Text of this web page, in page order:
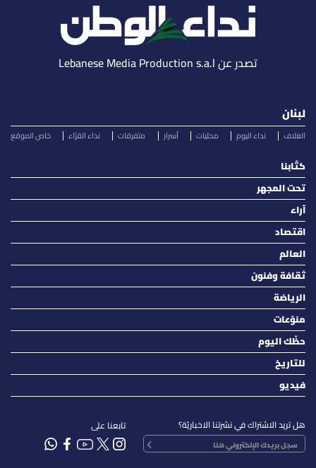
تصدر عن Lebanese Media Production s.a.l
لبنان
الغلاف نداء اليوم محليات أسرار متفرقات نداء القرّاء خاص الموقع
كتّابنا
تحت المجهر
آراء
اقتصاد
العالم
ثقافة وفنون
الرياضة
منوّعات
حظّك اليوم
للتاريخ
فيديو
هل تريد الاشتراك في نشرتنا الاخباريّة؟ تابعنا على